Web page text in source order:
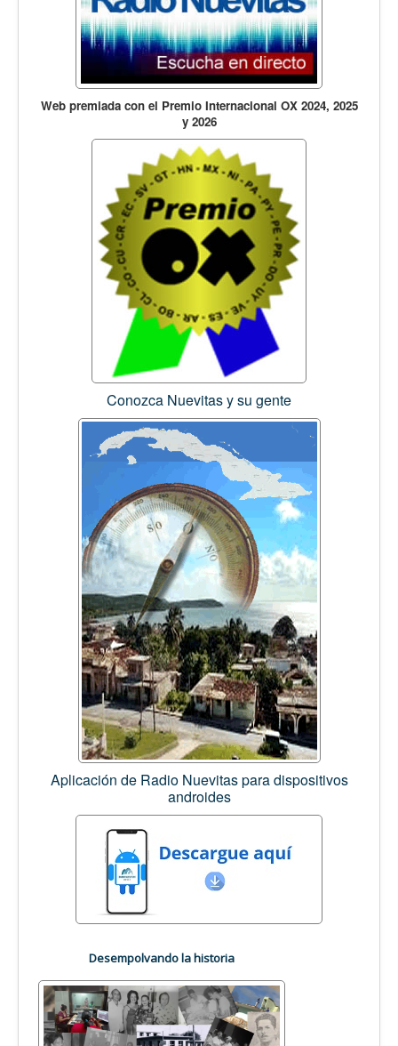
Web premiada con el Premio Internacional OX 2024, 2025
y 2026
Conozca Nuevitas y su gente
Aplicación de Radio Nuevitas para dispositivos
androides
Desempolvando la historia